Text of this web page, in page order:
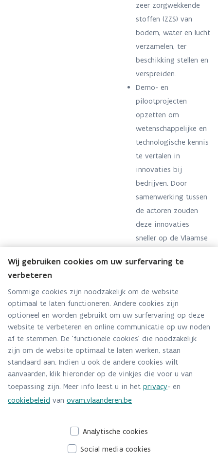
zeer zorgwekkende
stoffen (ZZS) van
bodem, water en lucht
verzamelen, ter
beschikking stellen en
verspreiden.
Demo- en
pilootprojecten
opzetten om
wetenschappelijke en
technologische kennis
te vertalen in
innovaties bij
bedrijven. Door
samenwerking tussen
de actoren zouden
deze innovaties
sneller op de Vlaamse
saneringsmarkt
worden.
Wie is KIS?
Meer info over het Kenniscentrum Innovatieve
Saneringstechnieken, haar projecten, leden en
Contactgegevens: info@kis.vlaanderen.be
Wij gebruiken cookies om uw surfervaring te
verbeteren
Sommige cookies zijn noodzakelijk om de website
optimaal te laten functioneren. Andere cookies zijn
optioneel en worden gebruikt om uw surfervaring op deze
website te verbeteren en online communicatie op uw noden
af te stemmen. De 'functionele cookies' die noodzakelijk
zijn om de website optimaal te laten werken, staan
standaard aan. Indien u ook de andere cookies wilt
aanvaarden, klik hieronder op de vinkjes die voor u van
toepassing zijn. Meer info leest u in het privacy- en
cookiebeleid van ovam.vlaanderen.be
Analytische cookies
Social media cookies